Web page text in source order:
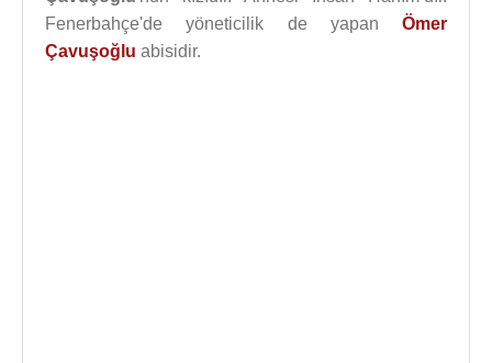
Fenerbahçe'de yöneticilik de yapan Ömer
Çavuşoğlu abisidir.